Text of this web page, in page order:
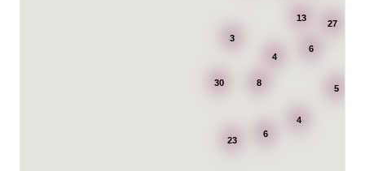
AB Karl Hedin Bygghandel - Edsbyn
23
30
27
8
4
6
6
13
3
4
5